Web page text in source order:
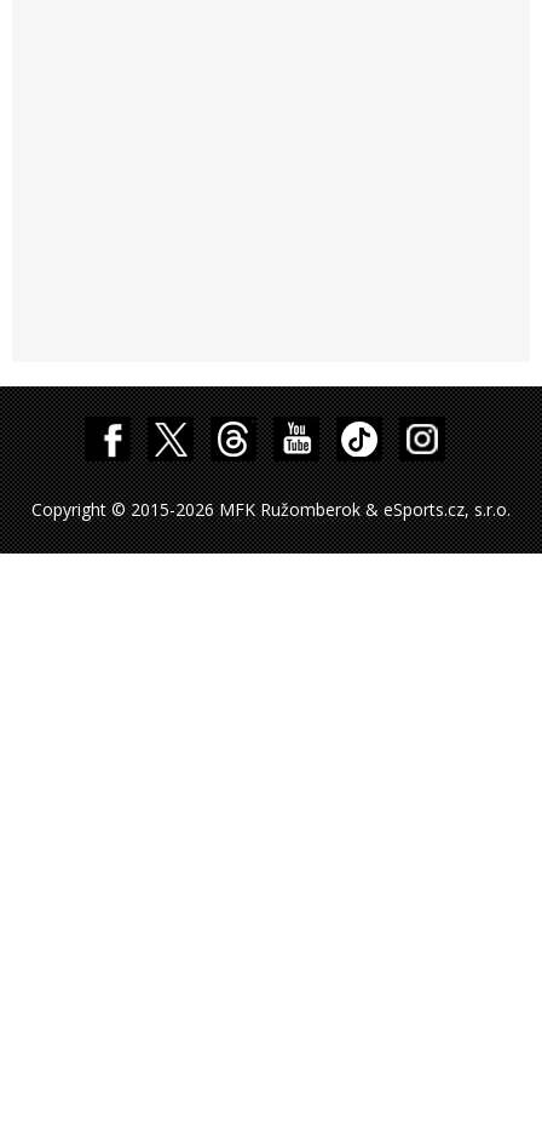
Copyright © 2015-2026 MFK Ružomberok & eSports.cz, s.r.o.